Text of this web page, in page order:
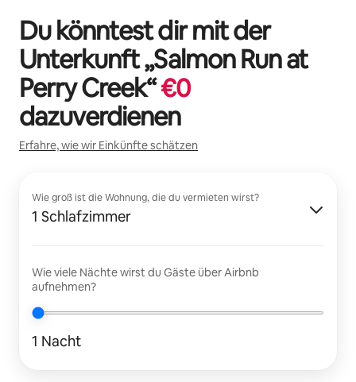
Du könntest dir mit der
Unterkunft „Salmon Run at
Perry Creek“€0
dazuverdienen
Erfahre, wie wir Einkünfte schätzen
Wie groß ist die Wohnung, die du vermieten wirst?
1 Schlafzimmer
Wie viele Nächte wirst du Gäste über Airbnb
aufnehmen?
1 Nacht